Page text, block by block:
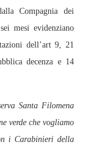
Compagnia dei
mesi evidenziano
dell’art 9, 21
decenza e 14
Santa Filomena
verde che vogliamo
i Carabinieri della